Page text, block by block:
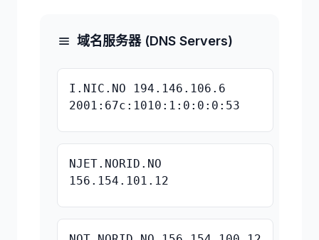
域名服务器 (DNS Servers)
I.NIC.NO 194.146.106.6
2001:67c:1010:1:0:0:0:53
NJET.NORID.NO
156.154.101.12